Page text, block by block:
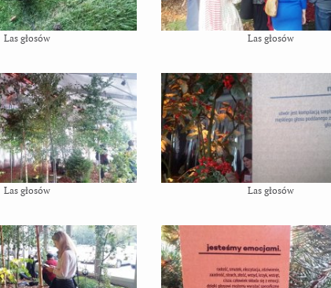
Las głosów Las głosów
Las głosów Las głosów